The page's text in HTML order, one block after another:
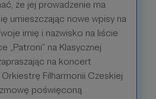
że jej prowadzenie ma
umieszczając nowe wpisy na
imię i nazwisko na liście
„Patroni” na Klasycznej
na koncert
Filharmonii Czeskiej
poświęconą